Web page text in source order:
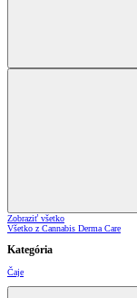
Zobraziť všetko
Všetko z Cannabis Derma Care
Kategória
Čaje